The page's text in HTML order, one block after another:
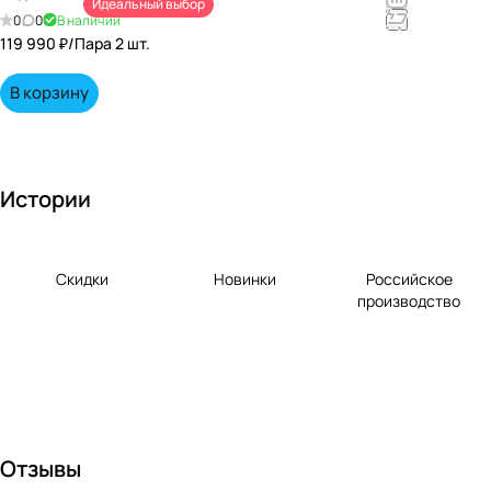
непревзойд
0 0 В наличии
Идеальный выбор
119 990 ₽/Пара 2 шт.
В корзину
Истории
Скидки Новинки
Российское
производство
Отзывы